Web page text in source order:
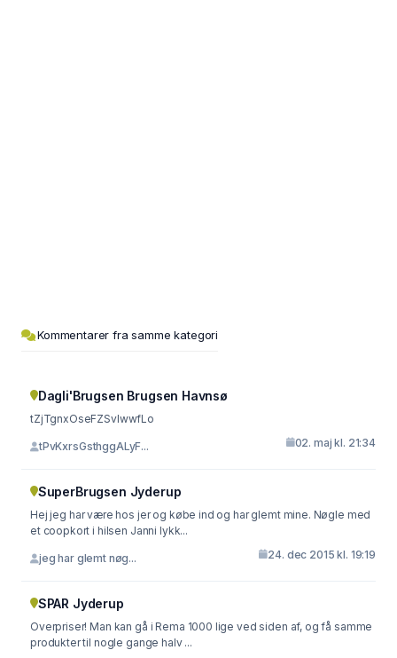
Kommentarer fra samme kategori
Dagli'Brugsen Brugsen Havnsø
tZjTgnxOseFZSvIwwfLo
tPvKxrsGsthggALyF... 02. maj kl. 21:34
SuperBrugsen Jyderup
Hej jeg har være hos jer og købe ind og har glemt mine. Nøgle med
et coopkort i hilsen Janni lykk...
jeg har glemt nøg... 24. dec 2015 kl. 19:19
SPAR Jyderup
Overpriser! Man kan gå i Rema 1000 lige ved siden af, og få samme
produkter til nogle gange halv ...